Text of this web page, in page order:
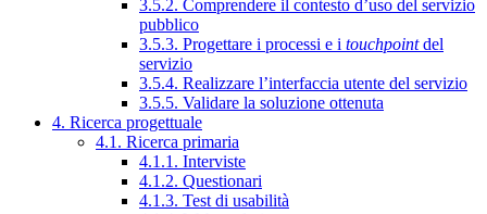
3.5.2. Comprendere il contesto d’uso del servizio
pubblico
3.5.3. Progettare i processi e i touchpointdel
servizio
3.5.4. Realizzare l’interfaccia utente del servizio
3.5.5. Validare la soluzione ottenuta
4. Ricerca progettuale
4.1. Ricerca primaria
4.1.1. Interviste
4.1.2. Questionari
4.1.3. Test di usabilità